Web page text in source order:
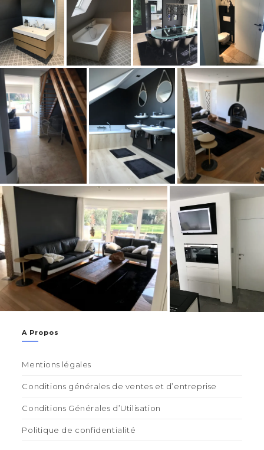
A Propos
Mentions légales
Conditions générales de ventes et d’entreprise
Conditions Générales d’Utilisation
Politique de confidentialité